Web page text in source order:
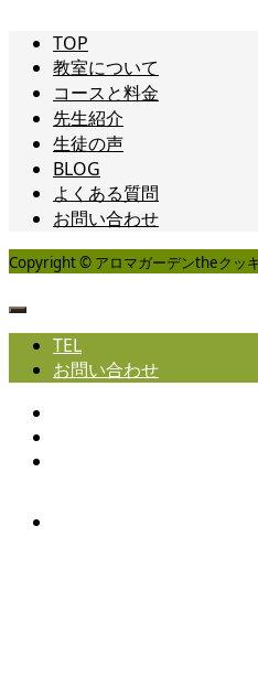
TOP
教室について
コースと料金
先生紹介
生徒の声
BLOG
よくある質問
お問い合わせ
Copyright © アロマガーデンtheクッ
TEL
お問い合わせ